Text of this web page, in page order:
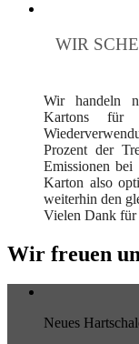
WIR
Wir handeln
Kartons für
Prozent der
Emissionen
Karton also
weiterhin den
Vielen Dank für
Wir freuen
Neues